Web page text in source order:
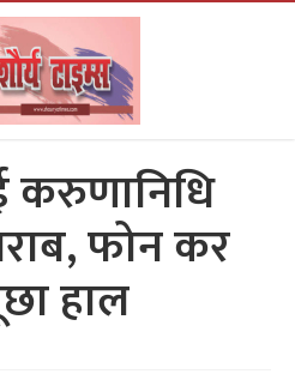
करुणानिधि
फोन कर
हाल